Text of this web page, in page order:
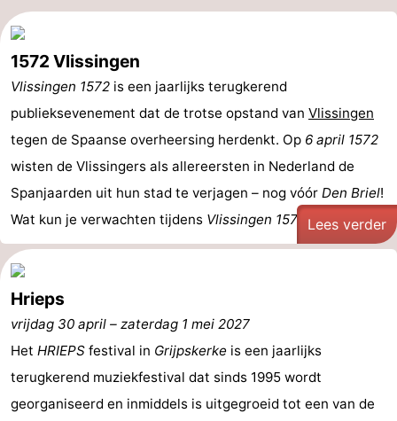
1572 Vlissingen
Vlissingen 1572 is een jaarlijks terugkerend
publieksevenement dat de trotse opstand van Vlissingen
tegen de Spaanse overheersing herdenkt. Op 6 april 1572
wisten de Vlissingers als allereersten in Nederland de
Spanjaarden uit hun stad te verjagen – nog vóór Den Briel!
Wat kun je verwachten tijdens Vlissingen 1572 ? - ...
Lees verder
Hrieps
vrijdag 30 april – zaterdag 1 mei 2027
Het HRIEPS festival in Grijpskerke is een jaarlijks
terugkerend muziekfestival dat sinds 1995 wordt
georganiseerd en inmiddels is uitgegroeid tot een van de